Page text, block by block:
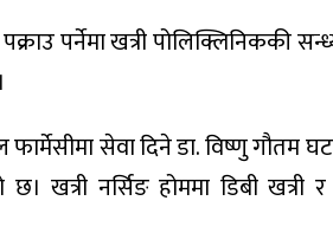
पर्नेमा खत्री पोलिक्लिनिककी
सेवा दिने डा. विष्णु गौतम
खत्री नर्सिङ होममा डिबी खत्री